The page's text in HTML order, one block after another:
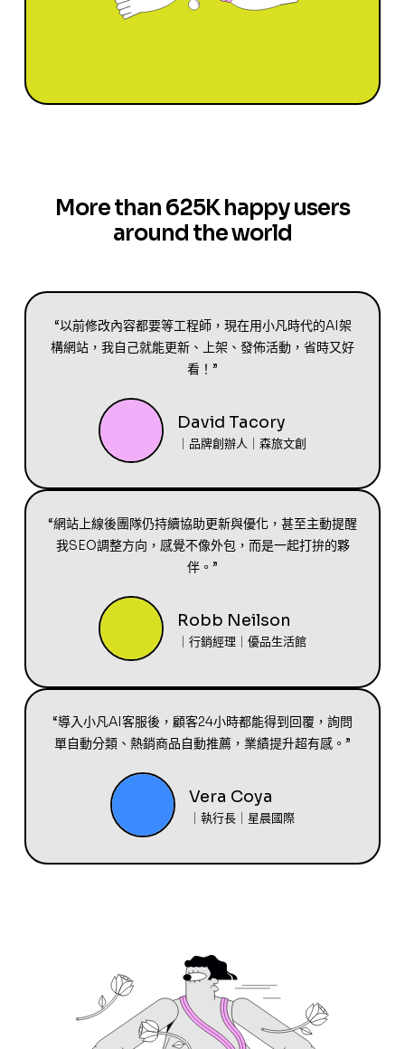
More than 625K happy users
around the world
“以前修改內容都要等工程師，現在用小凡時代的AI架
構網站，我自己就能更新、上架、發佈活動，省時又好
看！”
David Tacory
｜品牌創辦人｜森旅文創
“網站上線後團隊仍持續協助更新與優化，甚至主動提醒
我SEO調整方向，感覺不像外包，而是一起打拚的夥
伴。”
Robb Neilson
｜行銷經理｜優品生活館
“導入小凡AI客服後，顧客24小時都能得到回覆，詢問
單自動分類、熱銷商品自動推薦，業績提升超有感。”
Vera Coya
｜執行長｜星晨國際